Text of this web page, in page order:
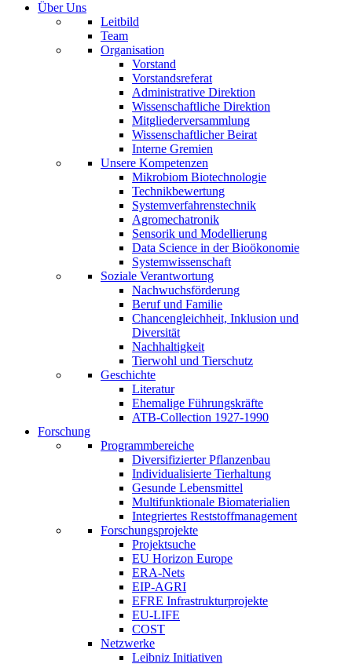
Über Uns
Leitbild
Team
Organisation
Vorstand
Vorstandsreferat
Administrative Direktion
Wissenschaftliche Direktion
Mitgliederversammlung
Wissenschaftlicher Beirat
Interne Gremien
Unsere Kompetenzen
Mikrobiom Biotechnologie
Technikbewertung
Systemverfahrenstechnik
Agromechatronik
Sensorik und Modellierung
Data Science in der Bioökonomie
Systemwissenschaft
Soziale Verantwortung
Nachwuchsförderung
Beruf und Familie
Chancengleichheit, Inklusion und
Diversität
Nachhaltigkeit
Tierwohl und Tierschutz
Geschichte
Literatur
Ehemalige Führungskräfte
ATB-Collection 1927-1990
Forschung
Programmbereiche
Diversifizierter Pflanzenbau
Individualisierte Tierhaltung
Gesunde Lebensmittel
Multifunktionale Biomaterialien
Integriertes Reststoffmanagement
Forschungsprojekte
Projektsuche
EU Horizon Europe
ERA-Nets
EIP-AGRI
EFRE Infrastrukturprojekte
EU-LIFE
COST
Netzwerke
Leibniz Initiativen